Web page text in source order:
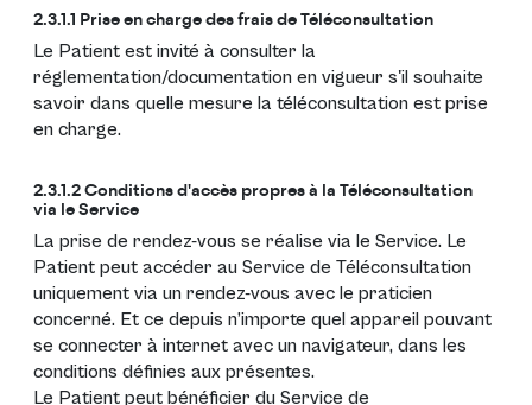
2.3.1.1 Prise en charge des frais de Téléconsultation
Le Patient est invité à consulter la
réglementation/documentation en vigueur s'il souhaite
savoir dans quelle mesure la téléconsultation est prise
en charge.
2.3.1.2 Conditions d'accès propres à la Téléconsultation
via le Service
La prise de rendez-vous se réalise via le Service. Le
Patient peut accéder au Service de Téléconsultation
uniquement via un rendez-vous avec le praticien
concerné. Et ce depuis n’importe quel appareil pouvant
se connecter à internet avec un navigateur, dans les
conditions définies aux présentes.
Le Patient peut bénéficier du Service de